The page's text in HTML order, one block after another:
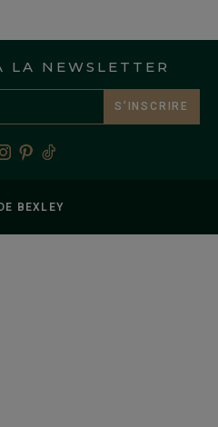
LA NEWSLETTER
S’INSCRIRE
BEXLEY